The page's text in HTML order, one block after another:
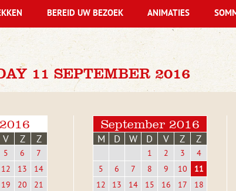
11 SEPTEMBER 2016
V Z Z
5 6
7
12 13
14
19 20
21
September 2016
M D W D V Z Z
1 2 3
4
5
6 7 8 9 10
11
12
13 14 15 16 17
18
BEREID UW BEZOEK ANIMATIES